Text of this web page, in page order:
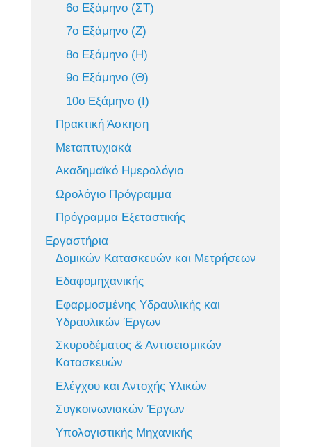
6ο Εξάμηνο (ΣΤ)
7ο Εξάμηνο (Ζ)
8ο Εξάμηνο (Η)
9ο Εξάμηνο (Θ)
10ο Εξάμηνο (Ι)
Πρακτική Άσκηση
Μεταπτυχιακά
Ακαδημαϊκό Ημερολόγιο
Ωρολόγιο Πρόγραμμα
Πρόγραμμα Εξεταστικής
Εργαστήρια
Δομικών Κατασκευών και Μετρήσεων
Εδαφομηχανικής
Εφαρμοσμένης Υδραυλικής και
Υδραυλικών Έργων
Σκυροδέματος & Αντισεισμικών
Κατασκευών
Ελέγχου και Αντοχής Υλικών
Συγκοινωνιακών Έργων
Υπολογιστικής Μηχανικής